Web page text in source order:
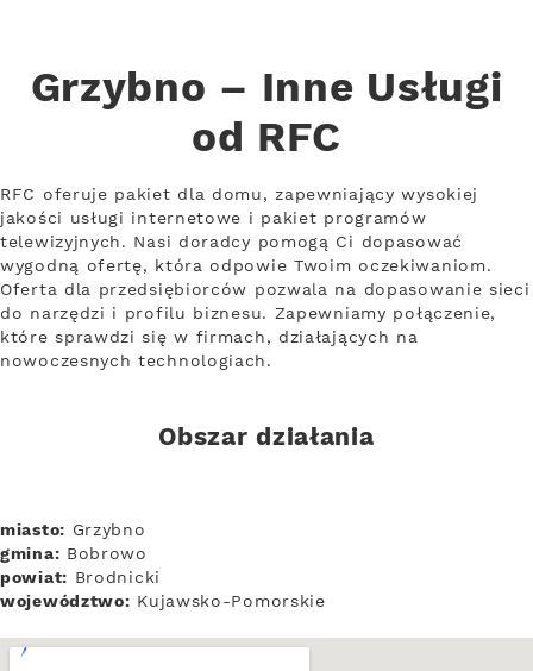
Grzybno – Inne Usługi
od RFC
RFC oferuje pakiet dla domu, zapewniający wysokiej
jakości usługi internetowe i pakiet programów
telewizyjnych. Nasi doradcy pomogą Ci dopasować
wygodną ofertę, która odpowie Twoim oczekiwaniom.
Oferta dla przedsiębiorców pozwala na dopasowanie sieci
do narzędzi i profilu biznesu. Zapewniamy połączenie,
które sprawdzi się w firmach, działających na
nowoczesnych technologiach.
Obszar działania
miasto: Grzybno
gmina: Bobrowo
powiat: Brodnicki
województwo: Kujawsko-Pomorskie